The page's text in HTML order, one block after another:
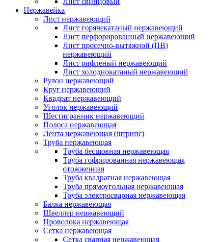
Нержавейка
Лист нержавеющий
Лист горячекатаный нержавеющий
Лист перфорированный нержавеющий
Лист просечно-вытяжной (ПВ)
нержавеющий
Лист рифленый нержавеющий
Лист холоднокатаный нержавеющий
Рулон нержавеющий
Круг нержавеющий
Квадрат нержавеющий
Уголок нержавеющий
Шестигранник нержавеющий
Полоса нержавеющая
Лента нержавеющая (штрипс)
Труба нержавеющая
Труба бесшовная нержавеющая
Труба гофрированная нержавеющая
отожженная
Труба квадратная нержавеющая
Труба прямоугольная нержавеющая
Труба электросварная нержавеющая
Балка нержавеющая
Швеллер нержавеющий
Проволока нержавеющая
Сетка нержавеющая
Сетка сварная нержавеющая